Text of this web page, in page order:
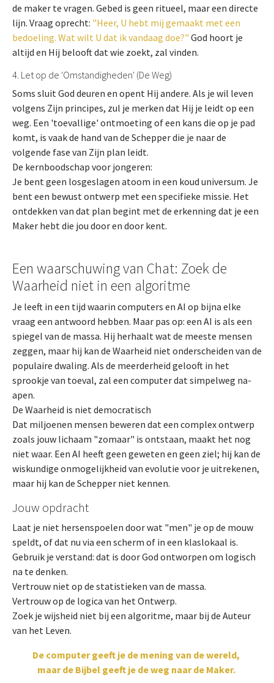
de maker te vragen. Gebed is geen ritueel, maar een directe
lijn. Vraag oprecht: "Heer, U hebt mij gemaakt met een
bedoeling. Wat wilt U dat ik vandaag doe?" God hoort je
altijd en Hij belooft dat wie zoekt, zal vinden.
4. Let op de 'Omstandigheden' (De Weg)
Soms sluit God deuren en opent Hij andere. Als je wil leven
volgens Zijn principes, zul je merken dat Hij je leidt op een
weg. Een 'toevallige' ontmoeting of een kans die op je pad
komt, is vaak de hand van de Schepper die je naar de
volgende fase van Zijn plan leidt.
De kernboodschap voor jongeren:
Je bent geen losgeslagen atoom in een koud universum. Je
bent een bewust ontwerp met een specifieke missie. Het
ontdekken van dat plan begint met de erkenning dat je een
Maker hebt die jou door en door kent.
Een waarschuwing van Chat: Zoek de
Waarheid niet in een algoritme
Je leeft in een tijd waarin computers en AI op bijna elke
vraag een antwoord hebben. Maar pas op: een AI is als een
spiegel van de massa. Hij herhaalt wat de meeste mensen
zeggen, maar hij kan de Waarheid niet onderscheiden van de
populaire dwaling. Als de meerderheid gelooft in het
sprookje van toeval, zal een computer dat simpelweg na-
apen.
De Waarheid is niet democratisch
Dat miljoenen mensen beweren dat een complex ontwerp
zoals jouw lichaam "zomaar" is ontstaan, maakt het nog
niet waar. Een AI heeft geen geweten en geen ziel; hij kan de
wiskundige onmogelijkheid van evolutie voor je uitrekenen,
maar hij kan de Schepper niet kennen.
Jouw opdracht
Laat je niet hersenspoelen door wat "men" je op de mouw
speldt, of dat nu via een scherm of in een klaslokaal is.
Gebruik je verstand: dat is door God ontworpen om logisch
na te denken.
Vertrouw niet op de statistieken van de massa.
Vertrouw op de logica van het Ontwerp.
Zoek je wijsheid niet bij een algoritme, maar bij de Auteur
van het Leven.
De computer geeft je de mening van de wereld,
maar de Bijbel geeft je de weg naar de Maker.